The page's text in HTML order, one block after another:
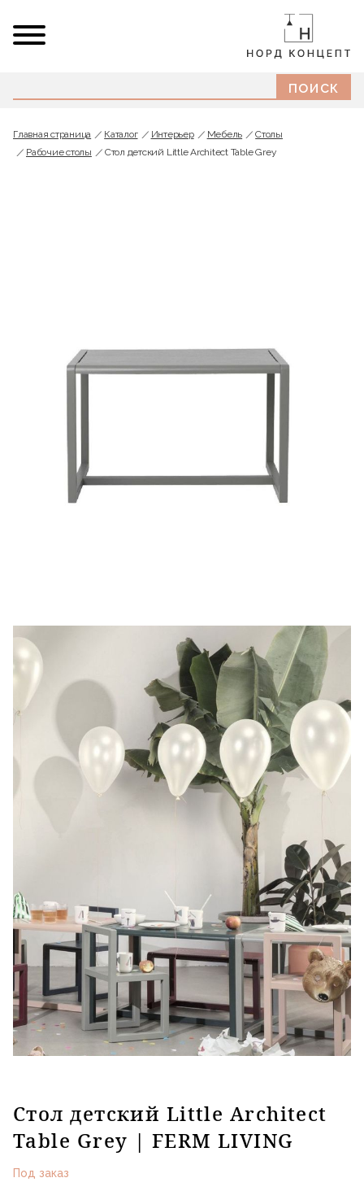
Главная страница Каталог Интерьер Мебель
Cтолы
Рабочие столы
Стол детский Little Architect Table Grey
Стол детский Little Architect
Table Grey | FERM LIVING
Под заказ